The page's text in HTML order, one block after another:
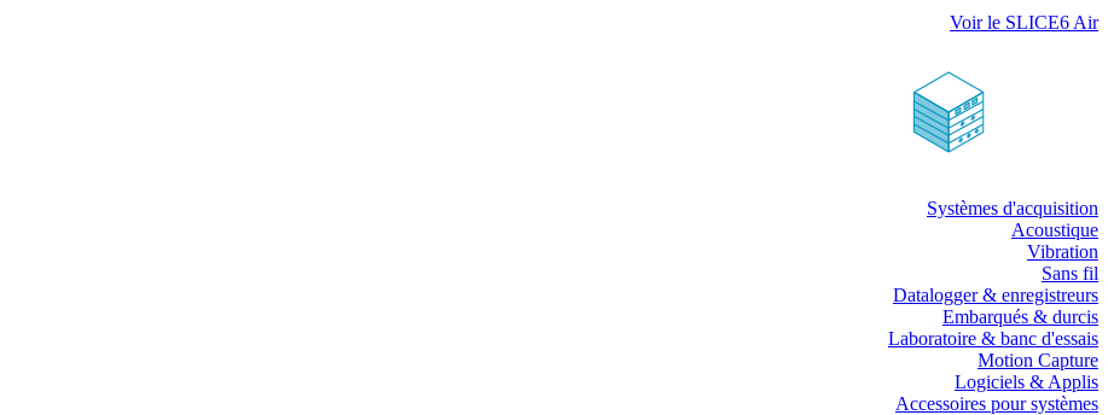
Voir le SLICE6 Air
Systèmes d'acquisition
Acoustique
Vibration
Sans fil
Datalogger & enregistreurs
Embarqués & durcis
Laboratoire & banc d'essais
Motion Capture
Logiciels & Applis
Accessoires pour systèmes